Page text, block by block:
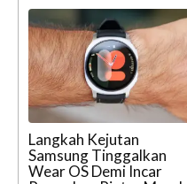
Langkah Kejutan
Samsung Tinggalkan
Wear OS Demi Incar